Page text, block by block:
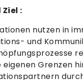
:
nutzen in
und
eigenen Grenzen